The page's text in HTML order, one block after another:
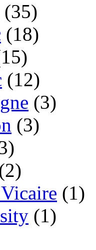
(35)
(18)
(12)
(3)
(3)
(1)
(1)